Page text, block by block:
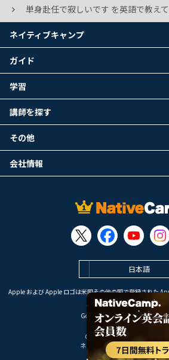
単身赴任で寂しいです を英語で教え
日本語
Apple および Apple ロゴは米国その他の国で登録された
Apple Inc. のサービスマークで
Google Play は Google LLC の商
Copyright © 2026 オンライン
ネイティブキャンプ All Rights
ネイティブキャンプ
ガイド
学習
講師を探す
その他
会社情報